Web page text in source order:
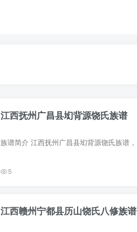
江西抚州广昌县㘭背源饶氏族谱
5
江西赣州宁都县历山饶氏八修族谱